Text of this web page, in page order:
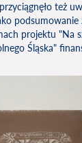
też
podsumowanie
projektu "Na
Śląska"